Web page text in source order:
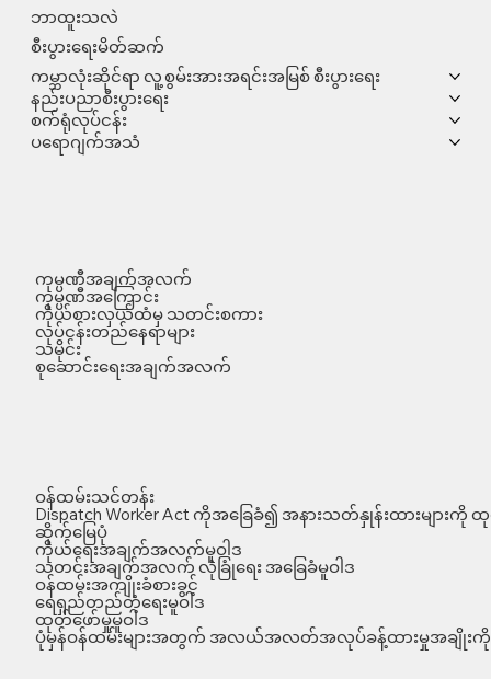
ဘာထူးသလဲ
စီးပွားရေးမိတ်ဆက်
ကမ္ဘာလုံးဆိုင်ရာ လူ့စွမ်းအားအရင်းအမြစ် စီးပွားရေး
နည်းပညာစီးပွားရေး
စက်ရုံလုပ်ငန်း
ပရောဂျက်အသံ
ကုမ္ပဏီအချက်အလက်
ကုမ္ပဏီအကြောင်း
ကိုယ်စားလှယ်ထံမှ သတင်းစကား
လုပ်ငန်းတည်နေရာများ
သမိုင်း
စုဆောင်းရေးအချက်အလက်
ဝန်ထမ်းသင်တန်း
Dispatch Worker Act ကိုအခြေခံ၍ အနားသတ်နှုန်းထားများကို ထု
ဆိုက်မြေပုံ
ကိုယ်ရေးအချက်အလက်မူဝါဒ
သတင်းအချက်အလက် လုံခြုံရေး အခြေခံမူဝါဒ
ဝန်ထမ်းအကျိုးခံစားခွင့်
ရေရှည်တည်တံ့ရေးမူဝါဒ
ထုတ်ဖော်မှုမူဝါဒ
ပုံမှန်ဝန်ထမ်းများအတွက် အလယ်အလတ်အလုပ်ခန့်ထားမှုအချိုးကို ကြ